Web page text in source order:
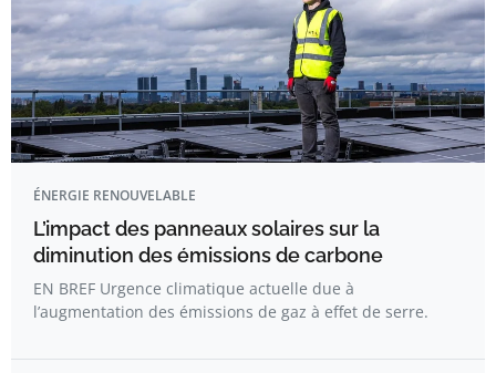
ÉNERGIE RENOUVELABLE
L’impact des panneaux solaires sur la
diminution des émissions de carbone
EN BREF Urgence climatique actuelle due à
l’augmentation des émissions de gaz à effet de serre.